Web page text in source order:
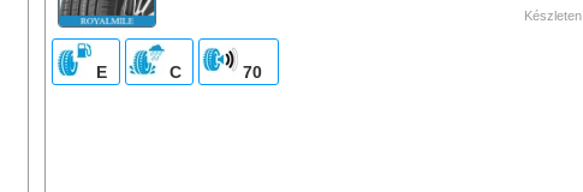
Készleten
E C 70